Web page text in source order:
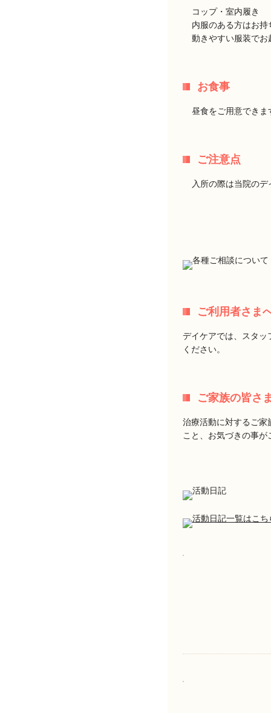
コップ・室内履き
内服のある方はお持
動きやすい服装でお
お食事
昼食をご用意できま
ご注意点
入所の際は当院の
ご利用者さま
デイケアでは、スタッ
ください。
ご家族の皆さ
治療活動に対するご家
こと、お気づきの事